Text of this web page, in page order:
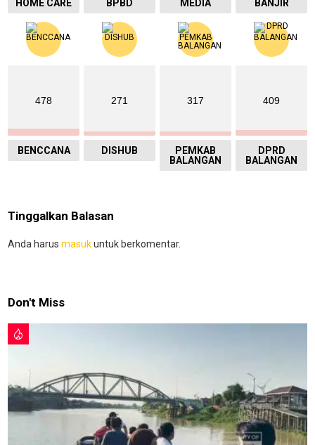
HOME CARE BPBD MEDIA BANJIR
478
BENCCANA
271
DISHUB
317
PEMKAB
BALANGAN
409
DPRD
BALANGAN
Tinggalkan Balasan
Anda harus masukuntuk berkomentar.
Don't Miss